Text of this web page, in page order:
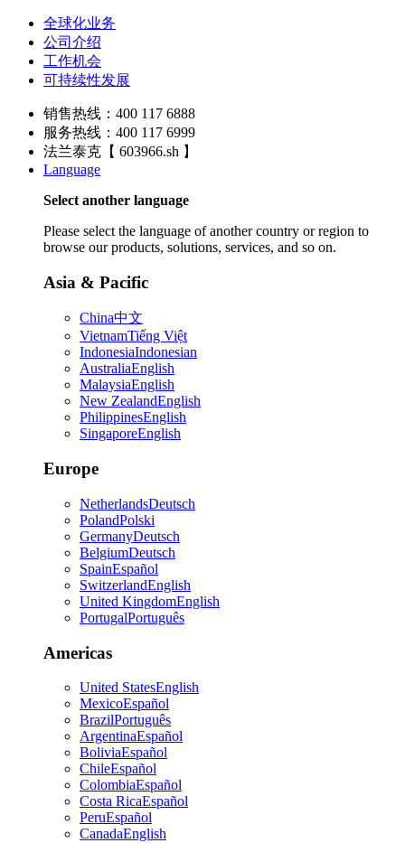
全球化业务
公司介绍
工作机会
可持续性发展
销售热线：400 117 6888
服务热线：400 117 6999
法兰泰克【 603966.sh 】
Language
Select another language
Please select the language of another country or region to
browse our products, solutions, services, and so on.
Asia & Pacific
China中文
VietnamTiếng Việt
IndonesiaIndonesian
AustraliaEnglish
MalaysiaEnglish
New ZealandEnglish
PhilippinesEnglish
SingaporeEnglish
Europe
NetherlandsDeutsch
PolandPolski
GermanyDeutsch
BelgiumDeutsch
SpainEspañol
SwitzerlandEnglish
United KingdomEnglish
PortugalPortuguês
Americas
United StatesEnglish
MexicoEspañol
BrazilPortuguês
ArgentinaEspañol
BoliviaEspañol
ChileEspañol
ColombiaEspañol
Costa RicaEspañol
PeruEspañol
CanadaEnglish